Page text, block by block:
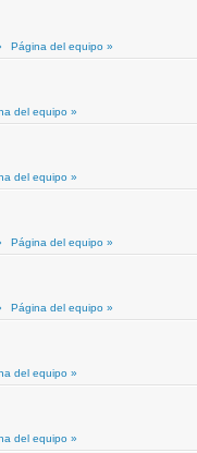
Página del equipo »
del equipo »
del equipo »
Página del equipo »
Página del equipo »
del equipo »
del equipo »